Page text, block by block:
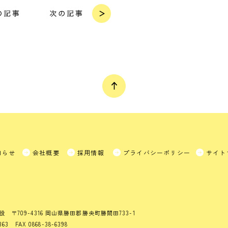
せ 会社概要 採用情報 プライバシーポリシー サイ
〒709-4316 岡山県勝田郡勝央町勝間田733-1
FAX 0868-38-6398